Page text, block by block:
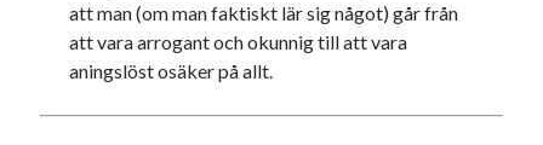
att man (om man faktiskt lär sig något) går från
att vara arrogant och okunnig till att vara
aningslöst osäker på allt.